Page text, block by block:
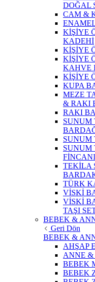
DOĞAL
CAM &
KİŞİYE
KADEHİ
KİŞİYE
KİŞİYE
KAHVE
KİŞİYE
KUPA
MEZE
& RAKI
RAKI
SUNUM
SUNUM
SUNUM
FİNCANI
TEKİLA
TÜRK
VİSKİ
VİSKİ
TAŞI
BEBEK &
Geri Dön
BEBEK &
AHŞAP
ANNE &
BEBEK
BEBEK